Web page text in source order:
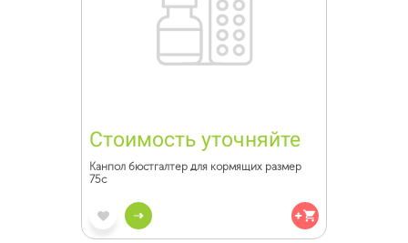
Стоимость уточняйте
Канпол бюстгалтер для кормящих размер
75c